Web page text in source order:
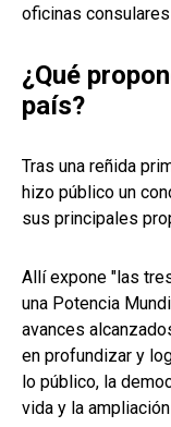
oficinas
¿Qué
país?
Tras una reñida
hizo público un
sus principales
Allí expone "las
una Potencia
avances
en profundizar y
lo público, la
vida y la